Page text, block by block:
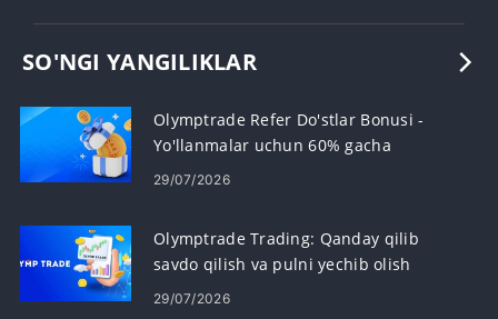
SO'NGI YANGILIKLAR
Olymptrade Refer Do'stlar Bonusi -
Yo'llanmalar uchun 60% gacha
komissiya oling
29/07/2026
Olymptrade Trading: Qanday qilib
savdo qilish va pulni yechib olish
29/07/2026